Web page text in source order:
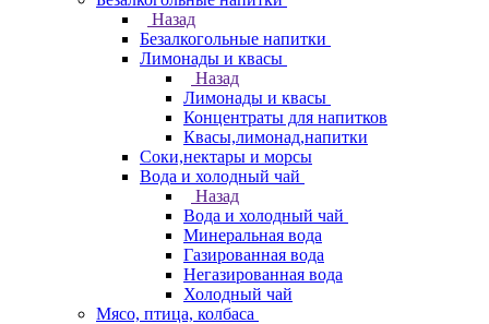
Назад
Безалкогольные напитки
Лимонады и квасы
Назад
Лимонады и квасы
Концентраты для напитков
Квасы,лимонад,напитки
Соки,нектары и морсы
Вода и холодный чай
Назад
Вода и холодный чай
Минеральная вода
Газированная вода
Негазированная вода
Холодный чай
Мясо, птица, колбаса